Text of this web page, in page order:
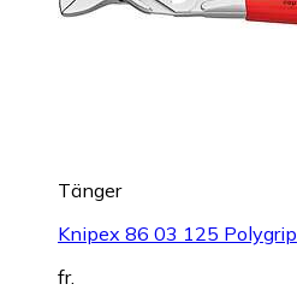
Tänger
Knipex 86 03 125 Polygrip
fr.